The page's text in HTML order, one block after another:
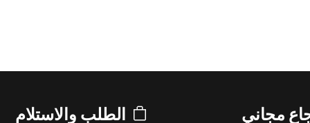
مجاني الطلب والاستلام